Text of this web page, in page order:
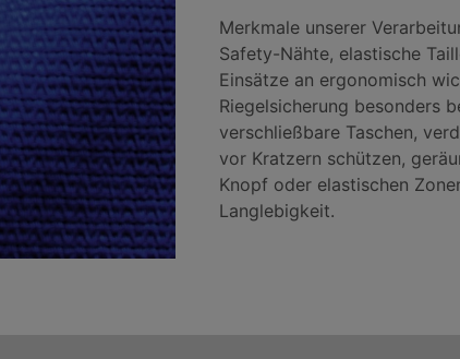
Merkmale unserer
Safety-Nähte, elastische
Einsätze an ergonomisch
Riegelsicherung besonders
verschließbare Taschen,
vor Kratzern schützen,
Knopf oder elastischen
Langlebigkeit.